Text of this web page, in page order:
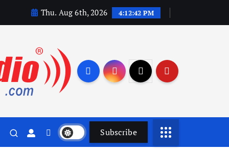
Thu. Aug 6th, 2026 4:12:43 PM
Subscribe